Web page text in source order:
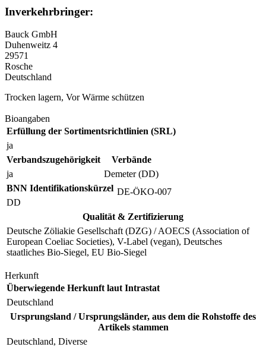
Inverkehrbringer:
Bauck GmbH
Duhenweitz 4
29571
Rosche
Deutschland
Trocken lagern, Vor Wärme schützen
Bioangaben
Erfüllung der Sortimentsrichtlinien (SRL)
ja
Verbandszugehörigkeit
ja
Verbände
Demeter (DD)
BNN Identifikationskürzel
DD
DE-ÖKO-007
Qualität & Zertifizierung
Deutsche Zöliakie Gesellschaft (DZG) / AOECS (Association of
European Coeliac Societies), V-Label (vegan), Deutsches
staatliches Bio-Siegel, EU Bio-Siegel
Herkunft
Überwiegende Herkunft laut Intrastat
Deutschland
Ursprungsland / Ursprungsländer, aus dem die Rohstoffe des
Artikels stammen
Deutschland, Diverse